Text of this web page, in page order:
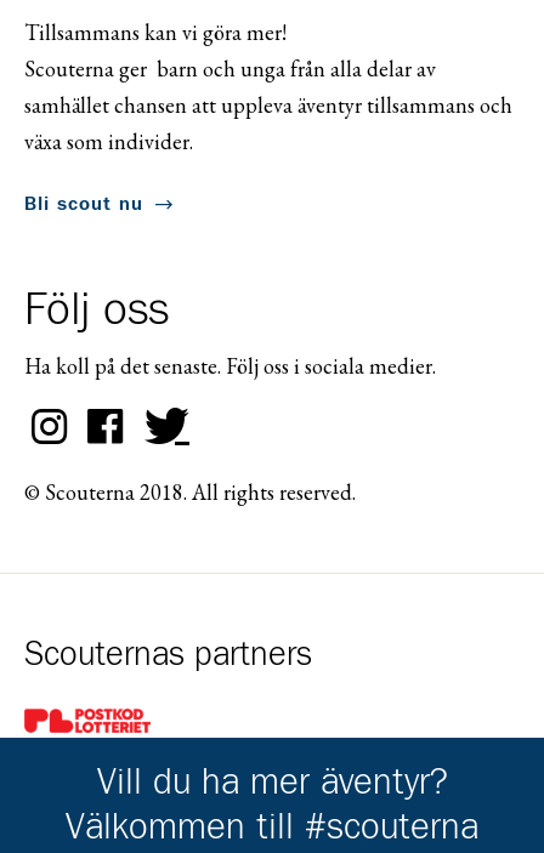
Tillsammans kan vi göra mer!
Scouterna ger barn och unga från alla delar av
samhället chansen att uppleva äventyr tillsammans och
växa som individer.
Bli scout nu
Följ oss
Ha koll på det senaste. Följ oss i sociala medier.
© Scouterna 2018. All rights reserved.
Scouternas partners
Gå till pl_50
Vill du ha mer äventyr?
Välkommen till #scouterna